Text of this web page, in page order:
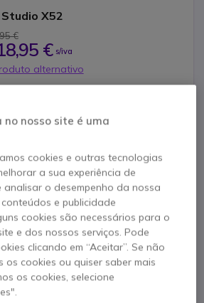
X52
€
€ s/iva
alternativo
F.A.Q Live Chat
produto
no nosso site é uma
cookies e outras tecnologias
a sua experiência de
analisar o desempenho da nossa
e publicidade
cookies são necessários para o
e dos nossos serviços. Pode
clicando em “Aceitar”. Se não
os cookies ou quiser saber mais
os cookies, selecione